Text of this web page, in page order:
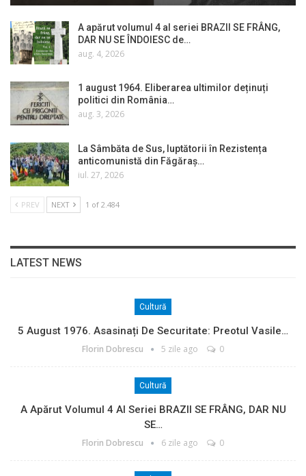
A apărut volumul 4 al seriei BRAZII SE FRÂNG,
DAR NU SE ÎNDOIESC de…
aug. 4, 2026
1 august 1964. Eliberarea ultimilor deținuți
politici din România…
aug. 3, 2026
La Sâmbăta de Sus, luptătorii în Rezistența
anticomunistă din Făgăraș…
iul. 27, 2026
PREV NEXT 1 of 2.484
LATEST NEWS
Cultură
5 August 1976. Asasinați De Securitate: Preotul Vasile…
Florin Dobrescu 5 zile ago 0
Cultură
A Apărut Volumul 4 Al Seriei BRAZII SE FRÂNG, DAR NU
SE…
Florin Dobrescu 6 zile ago 0